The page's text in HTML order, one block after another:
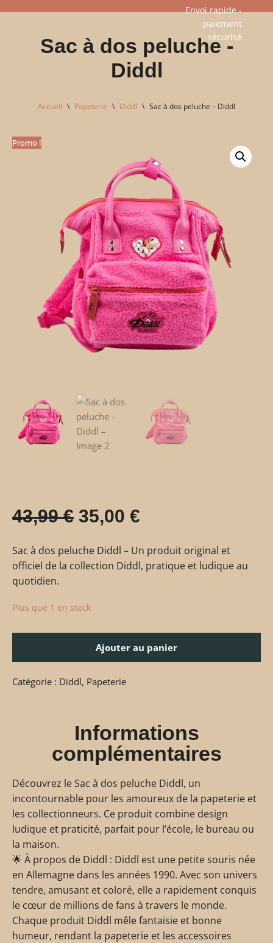
Envoi rapide -
paiement
sécurisé​
Sac à dos peluche -
Diddl
Accueil \ Papeterie \ Diddl \ Sac à dos peluche – Diddl
Promo !
43,99€ 35,00 €
Sac à dos peluche Diddl – Un produit original et
officiel de la collection Diddl, pratique et ludique au
quotidien.
Plus que 1 en stock
Ajouter au panier
Catégorie : Diddl, Papeterie
Informations
complémentaires
Découvrez le Sac à dos peluche Diddl, un
incontournable pour les amoureux de la papeterie et
les collectionneurs. Ce produit combine design
ludique et praticité, parfait pour l’école, le bureau ou
la maison.
🌟 À propos de Diddl : Diddl est une petite souris née
en Allemagne dans les années 1990. Avec son univers
tendre, amusant et coloré, elle a rapidement conquis
le cœur de millions de fans à travers le monde.
Chaque produit Diddl mêle fantaisie et bonne
humeur, rendant la papeterie et les accessoires